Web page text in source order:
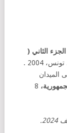
الثاني (
2004 .
الميدان
8